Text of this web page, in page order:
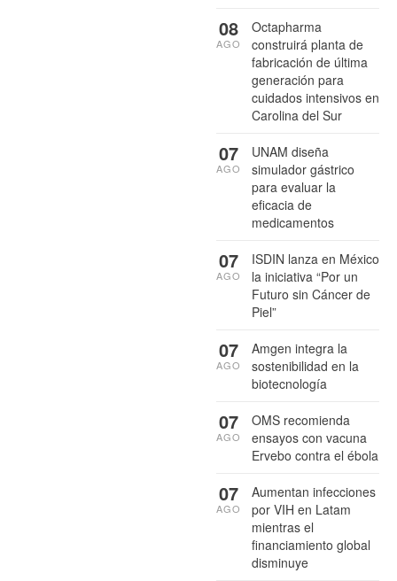
Octapharma
construirá planta de
fabricación de última
generación para
cuidados intensivos en
Carolina del Sur
08
AGO
UNAM diseña
simulador gástrico
para evaluar la
eficacia de
medicamentos
07
AGO
ISDIN lanza en México
la iniciativa “Por un
Futuro sin Cáncer de
Piel”
07
AGO
Amgen integra la
sostenibilidad en la
biotecnología
07
AGO
OMS recomienda
ensayos con vacuna
Ervebo contra el ébola
07
AGO
Aumentan infecciones
por VIH en Latam
mientras el
financiamiento global
disminuye
07
AGO